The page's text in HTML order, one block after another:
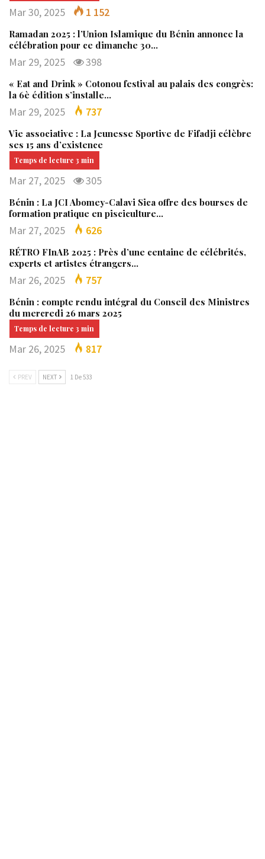
Mar 30, 2025 1 152
Ramadan 2025 : l’Union Islamique du Bénin annonce la
célébration pour ce dimanche 30…
Mar 29, 2025 398
« Eat and Drink » Cotonou festival au palais des congrès:
la 6è édition s’installe…
Mar 29, 2025 737
Vie associative : La Jeunesse Sportive de Fifadji célèbre
ses 15 ans d’existence
Mar 27, 2025 305
Bénin : La JCI Abomey-Calavi Sica offre des bourses de
formation pratique en pisciculture…
Mar 27, 2025 626
RÉTRO FInAB 2025 : Près d’une centaine de célébrités,
experts et artistes étrangers…
Mar 26, 2025 757
Bénin : compte rendu intégral du Conseil des Ministres
du mercredi 26 mars 2025
Mar 26, 2025 817
PREV NEXT 1 De 533